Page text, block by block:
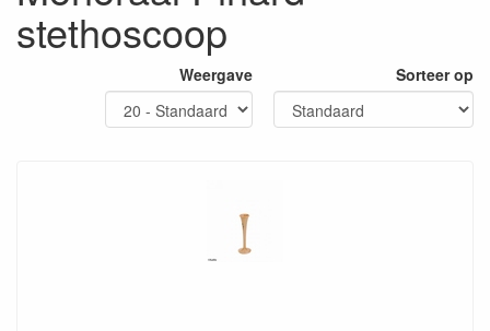
stethoscoop
Weergave Sorteer op